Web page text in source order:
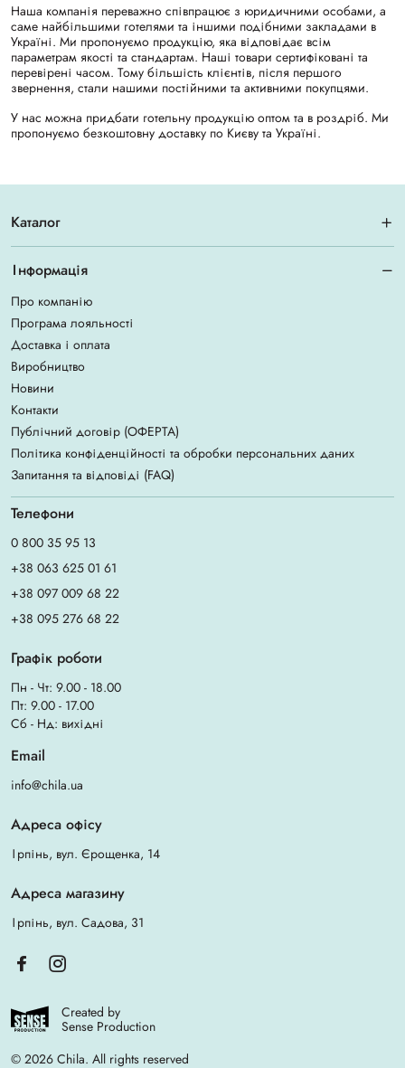
Наша компанія переважно співпрацює з юридичними особами, а
саме найбільшими готелями та іншими подібними закладами в
Україні. Ми пропонуємо продукцію, яка відповідає всім
параметрам якості та стандартам. Наші товари сертифіковані та
перевірені часом. Тому більшість клієнтів, після першого
звернення, стали нашими постійними та активними покупцями.
У нас можна придбати готельну продукцію оптом та в роздріб. Ми
пропонуємо безкоштовну доставку по Києву та Україні.
Каталог
Інформація
Про компанію
Програма лояльності
Доставка і оплата
Виробництво
Новини
Контакти
Публічний договір (ОФЕРТА)
Політика конфіденційності та обробки персональних даних
Запитання та відповіді (FAQ)
Телефони
0 800 35 95 13
+38 063 625 01 61
+38 097 009 68 22
+38 095 276 68 22
Графік роботи
Пн - Чт: 9.00 - 18.00
Пт: 9.00 - 17.00
Сб - Нд: вихідні
Email
info@chila.ua
Адреса офісу
Ірпінь, вул. Єрощенка, 14
Адреса магазину
Ірпінь, вул. Садова, 31
Created by
Sense Production
© 2026 Chila. All rights reserved